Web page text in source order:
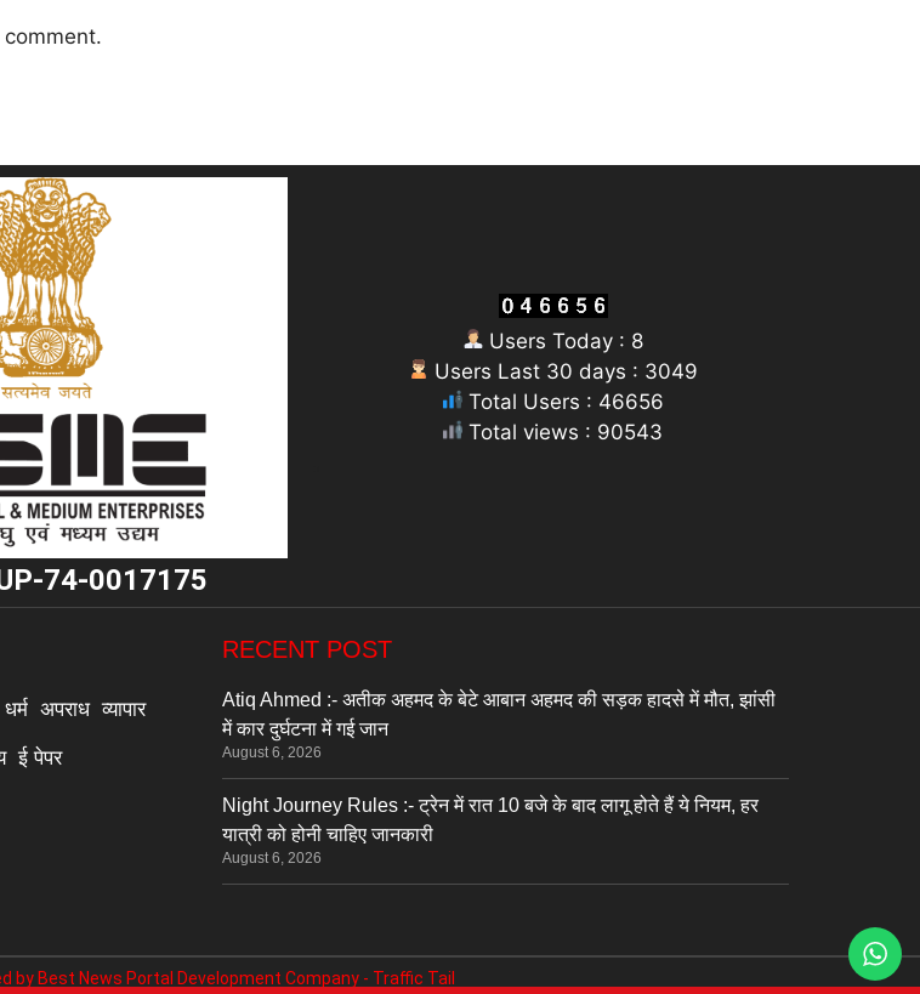
74-0017175
Users Today : 8
Users Last 30 days : 3049
Total Users : 46656
Total views : 90543
धर्म अपराध व्यापार
ई पेपर
RECENT POST
Atiq Ahmed :- अतीक अहमद के बेटे आबान अहमद की सड़क हादसे में मौत, झांसी
में कार दुर्घटना में गई जान
August 6, 2026
Night Journey Rules :- ट्रेन में रात 10 बजे के बाद लागू होते हैं ये नियम, हर
यात्री को होनी चाहिए जानकारी
August 6, 2026
by Best News Portal Development Company- Traffic Tail